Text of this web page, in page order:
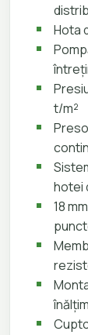
Hota
t/m²
hotei
18